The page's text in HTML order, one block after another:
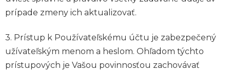
prípade zmeny ich aktualizovať.
3. Prístup k Používateľskému účtu je zabezpečený
užívateľským menom a heslom. Ohľadom týchto
prístupových je Vašou povinnosťou zachovávať